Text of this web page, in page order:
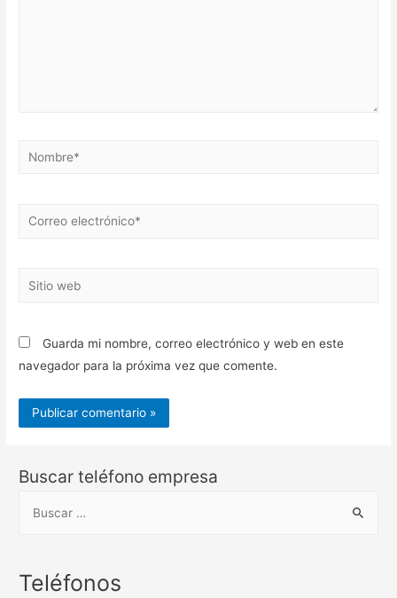
Nombre*
Correo
Sitio
Guarda mi nombre, correo electrónico y web en este
navegador para la próxima vez que comente.
Buscar teléfono empresa
c
Teléfonos